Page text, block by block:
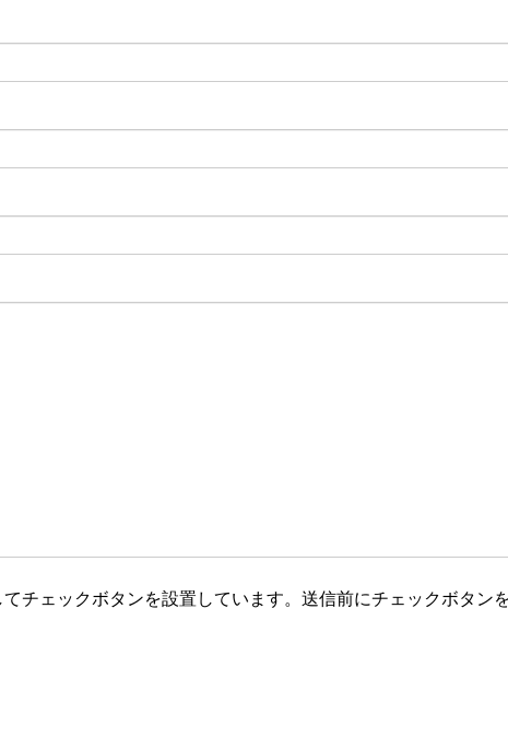
チェックボタンを設置しています。送信前にチェックボタン